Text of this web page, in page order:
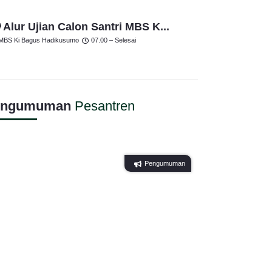
Alur Ujian Calon Santri MBS K...
Ki Bagus Hadikusumo 07.00 – Selesai
Pesantren
Pengumuman